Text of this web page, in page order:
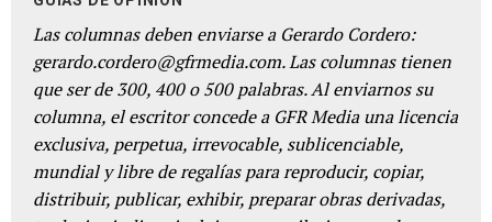
Las columnas deben enviarse a Gerardo Cordero:
gerardo.cordero@gfrmedia.com. Las columnas tienen
que ser de 300, 400 o 500 palabras. Al enviarnos su
columna, el escritor concede a GFR Media una licencia
exclusiva, perpetua, irrevocable, sublicenciable,
mundial y libre de regalías para reproducir, copiar,
distribuir, publicar, exhibir, preparar obras derivadas,